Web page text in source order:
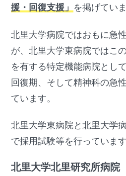
援・回復支援」 を掲げていま
北里大学病院ではおもに急
が、北里大学東病院ではこ
を有する特定機能病院とし
回復期、そして精神科の急
ています。
北里大学東病院と北里大学
で採用試験等を行っています
北里大学北里研究所病院